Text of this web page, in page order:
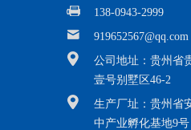
138-0943-2999
919652567@qq.com
公司地址：贵州省
壹号别墅区46-2
生产厂址：贵州省
中产业孵化基地9号